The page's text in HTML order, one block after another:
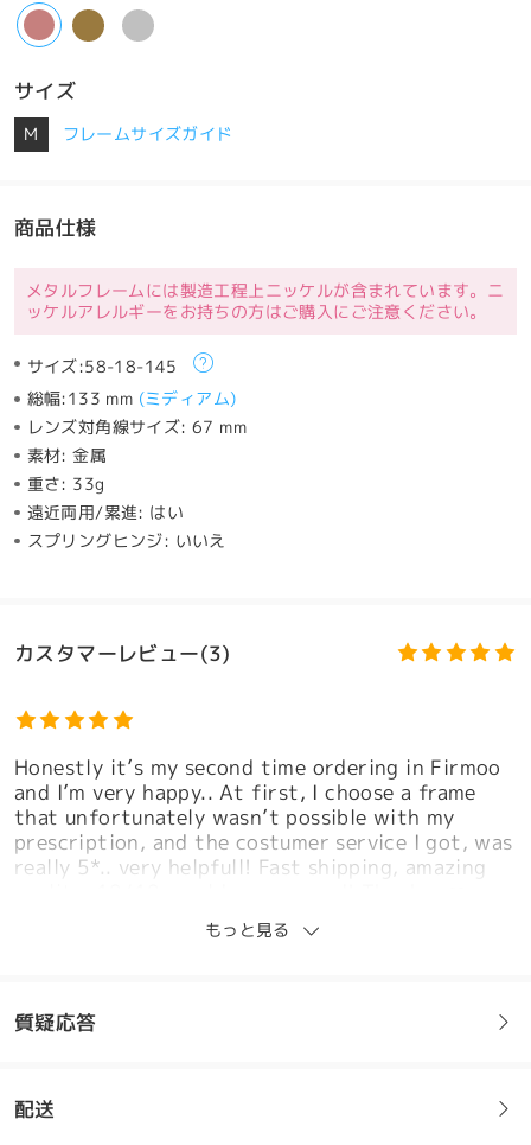
サイズ
M フレームサイズガイド
商品仕様
メタルフレームには製造工程上ニッケルが含まれています。ニ
ッケルアレルギーをお持ちの方はご購入にご注意ください。
サイズ:58-18-145
総幅:133 mm (ミディアム)
レンズ対角線サイズ:67 mm
素材:金属
重さ: 33g
遠近両用/累進: はい
スプリングヒンジ: いいえ
カスタマーレビュー(3)
Honestly it’s my second time ordering in Firmoo
and I’m very happy.. At first, I choose a frame
that unfortunately wasn’t possible with my
prescription, and the costumer service I got, was
really 5*.. very helpfull! Fast shipping, amazing
on Jul 20 , 2026
sumamente lindo, sin duda volvería a pedir otros!
もっと見る
質疑応答
フレームについてご質問がある場合は、以下からお問い合わせく
配送